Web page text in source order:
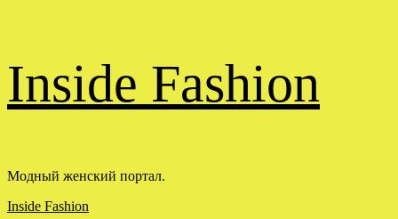
содержимому
Inside Fashion
Модный женский портал.
Основное
Inside Fashion